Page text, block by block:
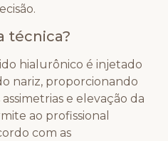
técnica?
hialurônico é injetado
nariz, proporcionando
e elevação da
ao profissional
com as